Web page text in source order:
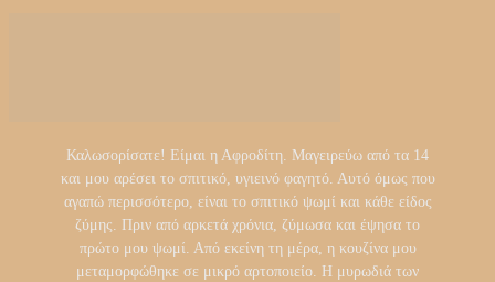
Καλωσορίσατε! Είμαι η Αφροδίτη. Μαγειρεύω από τα 14
και μου αρέσει το σπιτικό, υγιεινό φαγητό. Αυτό όμως που
αγαπώ περισσότερο, είναι το σπιτικό ψωμί και κάθε είδος
ζύμης. Πριν από αρκετά χρόνια, ζύμωσα και έψησα το
πρώτο μου ψωμί. Από εκείνη τη μέρα, η κουζίνα μου
μεταμορφώθηκε σε μικρό αρτοποιείο. Η μυρωδιά των